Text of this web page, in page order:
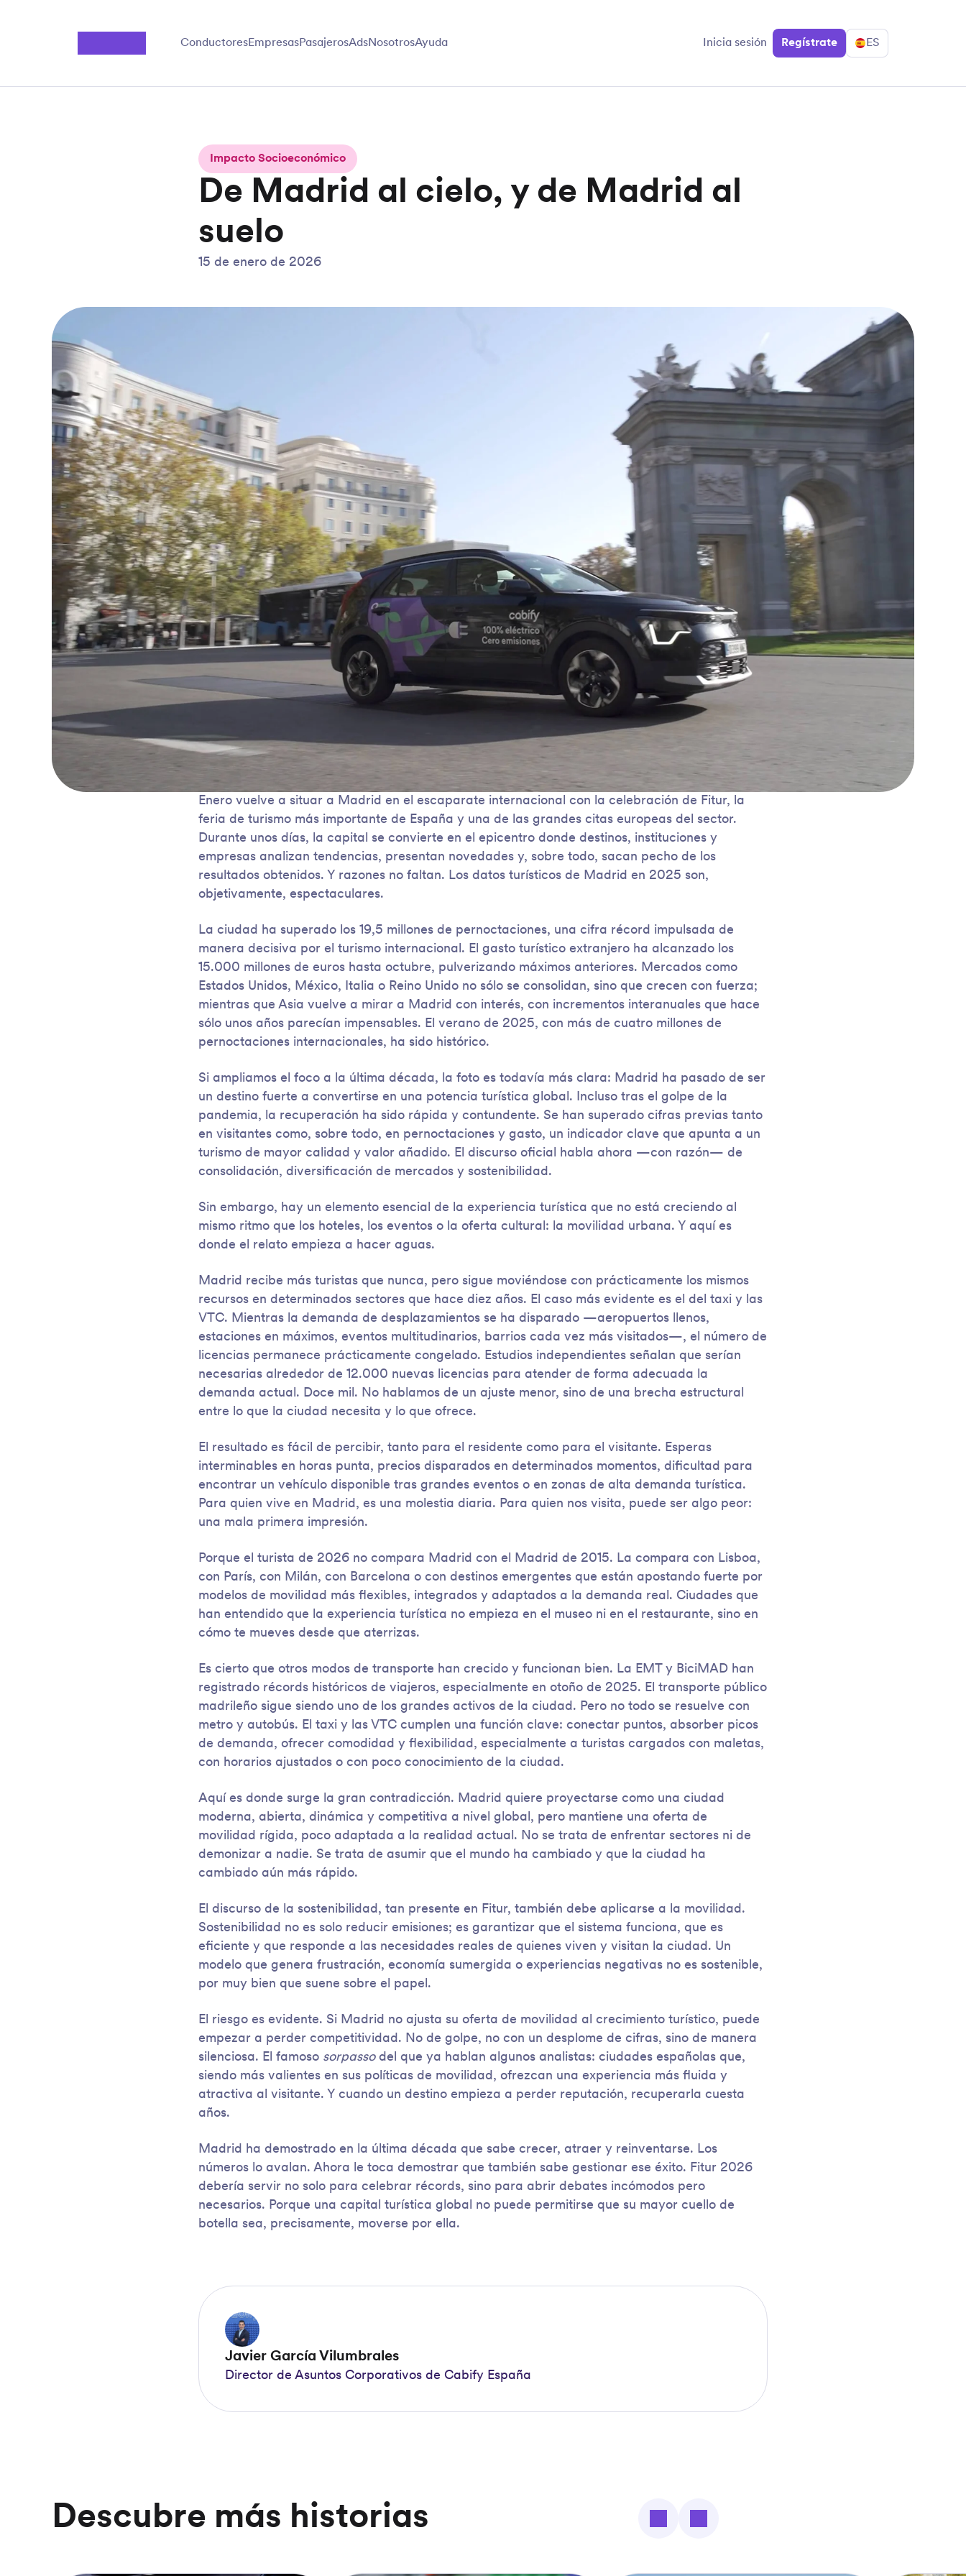
ConductoresEmpresasPasajerosAdsNosotrosAyuda Inicia sesión Regístrate ES
Impacto Socioeconómico
De Madrid al cielo, y de Madrid al
suelo
15 de enero de 2026
Enero vuelve a situar a Madrid en el escaparate internacional con la celebración de Fitur, la
feria de turismo más importante de España y una de las grandes citas europeas del sector.
Durante unos días, la capital se convierte en el epicentro donde destinos, instituciones y
empresas analizan tendencias, presentan novedades y, sobre todo, sacan pecho de los
resultados obtenidos. Y razones no faltan. Los datos turísticos de Madrid en 2025 son,
objetivamente, espectaculares.
La ciudad ha superado los 19,5 millones de pernoctaciones, una cifra récord impulsada de
manera decisiva por el turismo internacional. El gasto turístico extranjero ha alcanzado los
15.000 millones de euros hasta octubre, pulverizando máximos anteriores. Mercados como
Estados Unidos, México, Italia o Reino Unido no sólo se consolidan, sino que crecen con fuerza;
mientras que Asia vuelve a mirar a Madrid con interés, con incrementos interanuales que hace
sólo unos años parecían impensables. El verano de 2025, con más de cuatro millones de
pernoctaciones internacionales, ha sido histórico.
Si ampliamos el foco a la última década, la foto es todavía más clara: Madrid ha pasado de ser
un destino fuerte a convertirse en una potencia turística global. Incluso tras el golpe de la
pandemia, la recuperación ha sido rápida y contundente. Se han superado cifras previas tanto
en visitantes como, sobre todo, en pernoctaciones y gasto, un indicador clave que apunta a un
turismo de mayor calidad y valor añadido. El discurso oficial habla ahora —con razón— de
consolidación, diversificación de mercados y sostenibilidad.
Sin embargo, hay un elemento esencial de la experiencia turística que no está creciendo al
mismo ritmo que los hoteles, los eventos o la oferta cultural: la movilidad urbana. Y aquí es
donde el relato empieza a hacer aguas.
Madrid recibe más turistas que nunca, pero sigue moviéndose con prácticamente los mismos
recursos en determinados sectores que hace diez años. El caso más evidente es el del taxi y las
VTC. Mientras la demanda de desplazamientos se ha disparado —aeropuertos llenos,
estaciones en máximos, eventos multitudinarios, barrios cada vez más visitados—, el número de
licencias permanece prácticamente congelado. Estudios independientes señalan que serían
necesarias alrededor de 12.000 nuevas licencias para atender de forma adecuada la
demanda actual. Doce mil. No hablamos de un ajuste menor, sino de una brecha estructural
entre lo que la ciudad necesita y lo que ofrece.
El resultado es fácil de percibir, tanto para el residente como para el visitante. Esperas
interminables en horas punta, precios disparados en determinados momentos, dificultad para
encontrar un vehículo disponible tras grandes eventos o en zonas de alta demanda turística.
Para quien vive en Madrid, es una molestia diaria. Para quien nos visita, puede ser algo peor:
una mala primera impresión.
Porque el turista de 2026 no compara Madrid con el Madrid de 2015. La compara con Lisboa,
con París, con Milán, con Barcelona o con destinos emergentes que están apostando fuerte por
modelos de movilidad más flexibles, integrados y adaptados a la demanda real. Ciudades que
han entendido que la experiencia turística no empieza en el museo ni en el restaurante, sino en
cómo te mueves desde que aterrizas.
Es cierto que otros modos de transporte han crecido y funcionan bien. La EMT y BiciMAD han
registrado récords históricos de viajeros, especialmente en otoño de 2025. El transporte público
madrileño sigue siendo uno de los grandes activos de la ciudad. Pero no todo se resuelve con
metro y autobús. El taxi y las VTC cumplen una función clave: conectar puntos, absorber picos
de demanda, ofrecer comodidad y flexibilidad, especialmente a turistas cargados con maletas,
con horarios ajustados o con poco conocimiento de la ciudad.
Aquí es donde surge la gran contradicción. Madrid quiere proyectarse como una ciudad
moderna, abierta, dinámica y competitiva a nivel global, pero mantiene una oferta de
movilidad rígida, poco adaptada a la realidad actual. No se trata de enfrentar sectores ni de
demonizar a nadie. Se trata de asumir que el mundo ha cambiado y que la ciudad ha
cambiado aún más rápido.
El discurso de la sostenibilidad, tan presente en Fitur, también debe aplicarse a la movilidad.
Sostenibilidad no es solo reducir emisiones; es garantizar que el sistema funciona, que es
eficiente y que responde a las necesidades reales de quienes viven y visitan la ciudad. Un
modelo que genera frustración, economía sumergida o experiencias negativas no es sostenible,
por muy bien que suene sobre el papel.
El riesgo es evidente. Si Madrid no ajusta su oferta de movilidad al crecimiento turístico, puede
empezar a perder competitividad. No de golpe, no con un desplome de cifras, sino de manera
silenciosa. El famoso sorpassodel que ya hablan algunos analistas: ciudades españolas que,
siendo más valientes en sus políticas de movilidad, ofrezcan una experiencia más fluida y
atractiva al visitante. Y cuando un destino empieza a perder reputación, recuperarla cuesta
años.
Madrid ha demostrado en la última década que sabe crecer, atraer y reinventarse. Los
números lo avalan. Ahora le toca demostrar que también sabe gestionar ese éxito. Fitur 2026
debería servir no solo para celebrar récords, sino para abrir debates incómodos pero
necesarios. Porque una capital turística global no puede permitirse que su mayor cuello de
botella sea, precisamente, moverse por ella.
Javier García Vilumbrales
Director de Asuntos Corporativos de Cabify España
Descubre más historias